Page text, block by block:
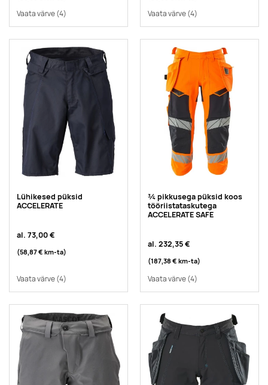
Vaata värve(4) Vaata värve(4)
Lühikesed püksid
ACCELERATE
al. 73,00 €
(58,87 € km-ta)
Vaata värve(4)
¾ pikkusega püksid koos
tööriistataskutega
ACCELERATE SAFE
al. 232,35 €
(187,38 € km-ta)
Vaata värve(4)